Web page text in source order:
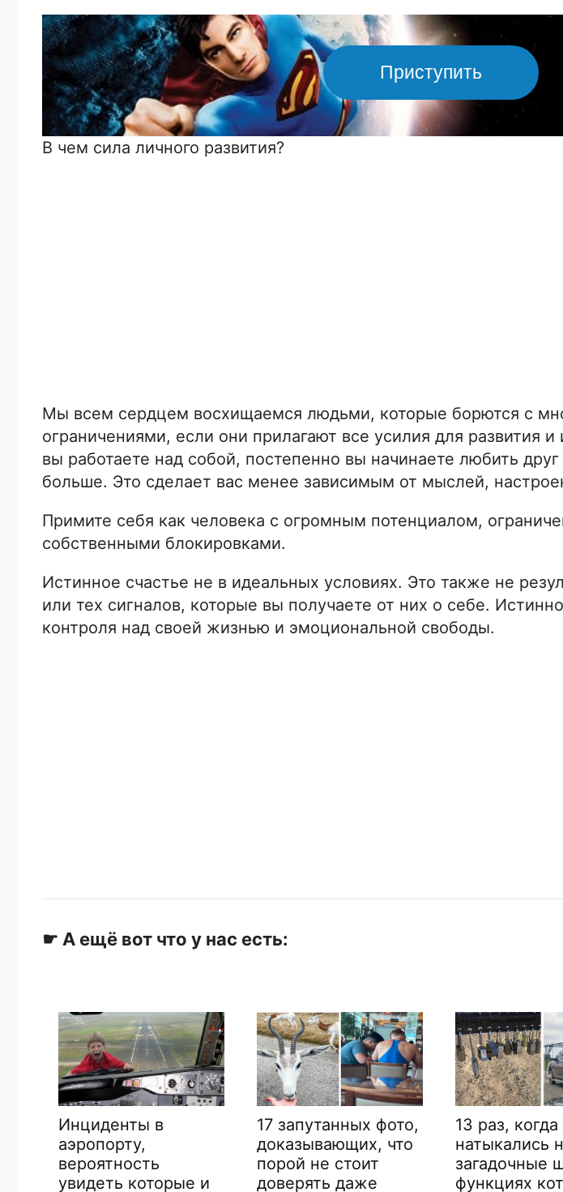
Приступить
В чем сила личного развития?
Мы всем сердцем восхищаемся людьми, которые борются с
ограничениями, если они прилагают все усилия для развития
вы работаете над собой, постепенно вы начинаете любить
больше. Это сделает вас менее зависимым от мыслей,
Примите себя как человека с огромным потенциалом,
собственными блокировками.
Истинное счастье не в идеальных условиях. Это также не
или тех сигналов, которые вы получаете от них о себе.
контроля над своей жизнью и эмоциональной свободы.
☛ А ещё вот что у нас есть:
Инциденты в
аэропорту,
вероятность
увидеть которые и
17 запутанных фото,
доказывающих, что
порой не стоит
доверять даже
13 раз,
натыкались
загадочные
функциях